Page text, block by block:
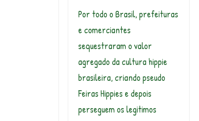
Por todo o Brasil, prefeituras
e comerciantes
sequestraram o valor
agregado da cultura hippie
brasileira, criando pseudo
Feiras Hippies e depois
perseguem os legitimos